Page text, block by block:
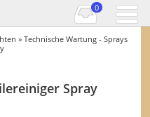
0
»Technische Wartung - Sprays
Spray